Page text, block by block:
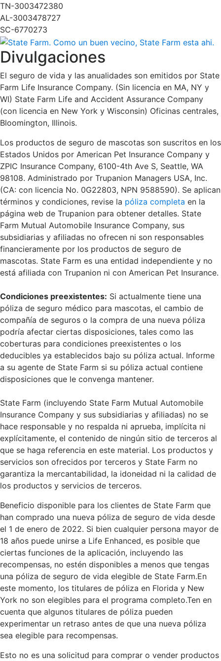
TN-3003472380
AL-3003478727
SC-6770273
Divulgaciones
El seguro de vida y las anualidades son emitidos por State
Farm Life Insurance Company. (Sin licencia en MA, NY y
WI) State Farm Life and Accident Assurance Company
(con licencia en New York y Wisconsin) Oficinas centrales,
Bloomington, Illinois.
Los productos de seguro de mascotas son suscritos en los
Estados Unidos por American Pet Insurance Company y
ZPIC Insurance Company, 6100-4th Ave S, Seattle, WA
98108. Administrado por Trupanion Managers USA, Inc.
(CA: con licencia No. 0G22803, NPN 9588590). Se aplican
términos y condiciones, revise la póliza completa en la
página web de Trupanion para obtener detalles. State
Farm Mutual Automobile Insurance Company, sus
subsidiarias y afiliadas no ofrecen ni son responsables
financieramente por los productos de seguro de
mascotas. State Farm es una entidad independiente y no
está afiliada con Trupanion ni con American Pet Insurance.
Condiciones preexistentes: Si actualmente tiene una
póliza de seguro médico para mascotas, el cambio de
compañía de seguros o la compra de una nueva póliza
podría afectar ciertas disposiciones, tales como las
coberturas para condiciones preexistentes o los
deducibles ya establecidos bajo su póliza actual. Informe
a su agente de State Farm si su póliza actual contiene
disposiciones que le convenga mantener.
State Farm (incluyendo State Farm Mutual Automobile
Insurance Company y sus subsidiarias y afiliadas) no se
hace responsable y no respalda ni aprueba, implícita ni
explícitamente, el contenido de ningún sitio de terceros al
que se haga referencia en este material. Los productos y
servicios son ofrecidos por terceros y State Farm no
garantiza la mercantabilidad, la idoneidad ni la calidad de
los productos y servicios de terceros.
Beneficio disponible para los clientes de State Farm que
han comprado una nueva póliza de seguro de vida desde
el 1 de enero de 2022. Si bien cualquier persona mayor de
18 años puede unirse a Life Enhanced, es posible que
ciertas funciones de la aplicación, incluyendo las
recompensas, no estén disponibles a menos que tengas
una póliza de seguro de vida elegible de State Farm.En
este momento, los titulares de póliza en Florida y New
York no son elegibles para el programa completo.Ten en
cuenta que algunos titulares de póliza pueden
experimentar un retraso antes de que una nueva póliza
sea elegible para recompensas.
Esto no es una solicitud para comprar o vender productos